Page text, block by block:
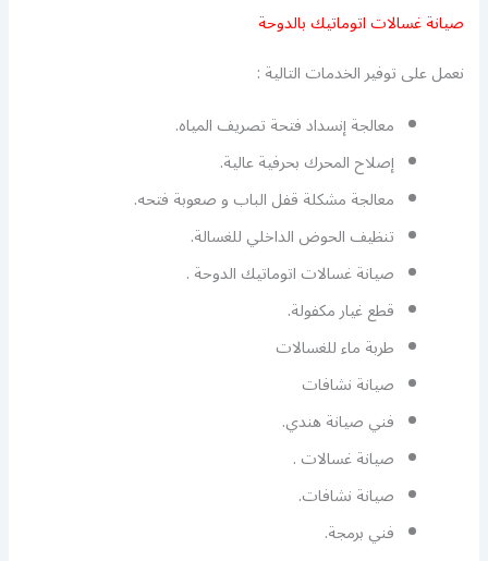
صيانة غسالات اتوماتيك بالدوحة
نعمل على توفير الخدمات التالية :
معالجة إنسداد فتحة تصريف المياه.
إصلاح المحرك بحرفية عالية.
معالجة مشكلة قفل الباب و صعوبة فتحه.
تنظيف الحوض الداخلي للغسالة.
صيانة غسالات اتوماتيك الدوحة .
قطع غيار مكفولة.
طربة ماء للغسالات
صيانة نشافات
فني صيانة هندي.
صيانة غسالات .
صيانة نشافات.
فني برمجة.